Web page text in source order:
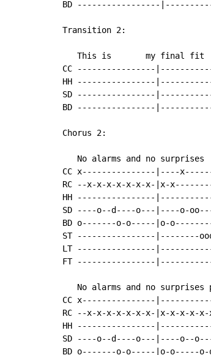
BD -----------------
Transition 2:
This is       my final fit
CC ----------------
HH ----------------
SD ----------------
BD ----------------
Chorus 2:
No alarms and no surprises
CC x---------------|----
RC --x-x-x-x-x-x-x-|x-
HH ----------------
SD ----o--d----o---|----o-
BD o-------o-o-----|o-
ST ----------------|--------
LT ----------------
FT ----------------
No alarms and no surprises
CC x---------------
RC --x-x-x-x-x-x-x-|x-x-x-
HH ----------------
SD ----o--d----o---|----o--
BD o-------o-o-----|o-o-----